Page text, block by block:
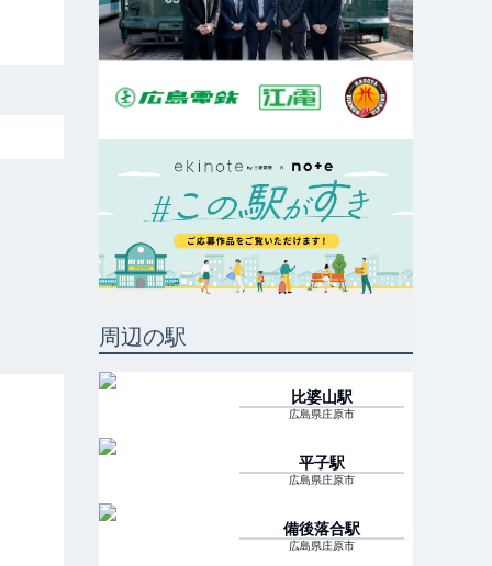
周辺の駅
比婆山駅
広島県庄原市
平子駅
広島県庄原市
備後落合駅
広島県庄原市